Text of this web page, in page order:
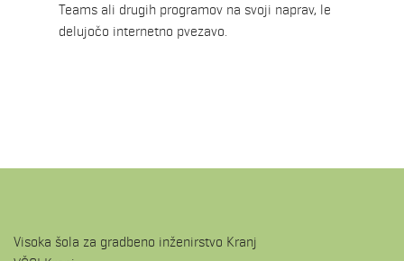
Teams ali drugih programov na svoji naprav, le
delujočo internetno pvezavo.
Visoka šola za gradbeno inženirstvo Kranj